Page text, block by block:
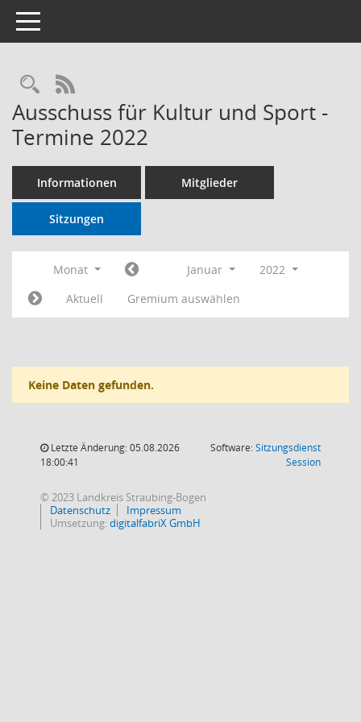
Toggle navigation
RSS-Feed
Ausschuss für Kultur und Sport -
Termine 2022
Informationen Mitglieder
Sitzungen
Monat Januar
2022
Aktuell
Gremium auswählen
Keine Daten gefunden.
Letzte Änderung: 05.08.2026
18:00:41
Software:Sitzungsdienst
Session(Wird in
© 2023 Landkreis Straubing-Bogen
Datenschutz
Impressum
Umsetzung:digitalfabriX GmbH